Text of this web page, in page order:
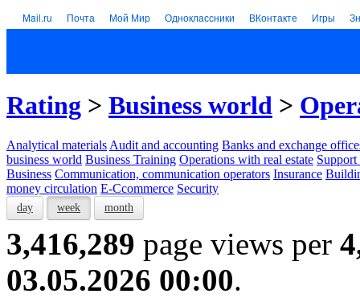
Mail.ru Почта Мой Мир Одноклассники ВКонтакте Игры
Rating > Business world >
Analytical materials Audit and accounting Banks and exchange
business world Business Training Operations with real estate Support
Business Communication, communication operators Insurance
money circulation E-Ccommerce Security
day week month
3,416,289 page views per
03.05.2026 00:00.